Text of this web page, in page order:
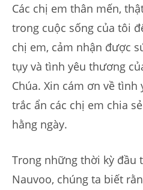
Các chị em thân mến,
trong cuộc sống của tôi
chị em, cảm nhận được
tụy và tình yêu thương
Chúa. Xin cám ơn về
trắc ẩn các chị em chia
hằng ngày.
Trong những thời kỳ đầu
Nauvoo, chúng ta biết